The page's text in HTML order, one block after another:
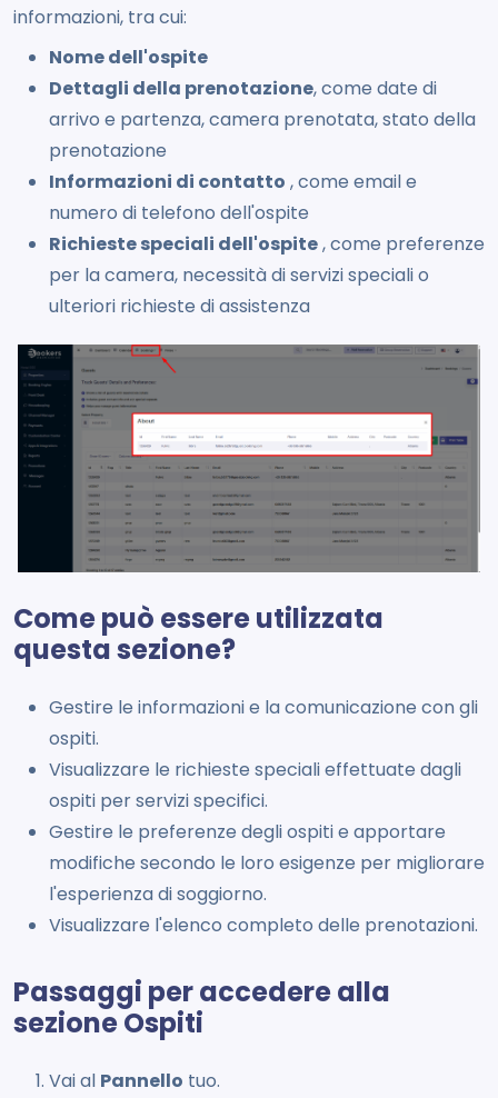
informazioni, tra cui:
Nome dell'ospite
Dettagli della prenotazione, come date di
arrivo e partenza, camera prenotata, stato della
prenotazione
Informazioni di contatto , come email e
numero di telefono dell'ospite
Richieste speciali dell'ospite, come preferenze
per la camera, necessità di servizi speciali o
ulteriori richieste di assistenza
Come può essere utilizzata
questa sezione?
Gestire le informazioni e la comunicazione con gli
ospiti.
Visualizzare le richieste speciali effettuate dagli
ospiti per servizi specifici.
Gestire le preferenze degli ospiti e apportare
modifiche secondo le loro esigenze per migliorare
l'esperienza di soggiorno.
Visualizzare l'elenco completo delle prenotazioni.
Passaggi per accedere alla
sezione Ospiti
Vai al Pannello tuo.